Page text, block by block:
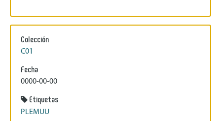
Colección
C01
Fecha
0000-00-00
Etiquetas
PLEMUU